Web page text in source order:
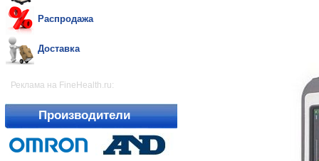
Распродажа
Доставка
Реклама на FineHealth.ru:
Производители